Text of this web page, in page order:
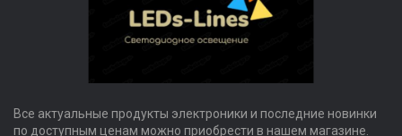
Все актуальные продукты электроники и последние новинки
по доступным ценам можно приобрести в нашем магазине.